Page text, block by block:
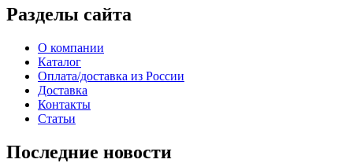
Разделы сайта
О компании
Каталог
Оплата/доставка из России
Доставка
Контакты
Статьи
Последние новости